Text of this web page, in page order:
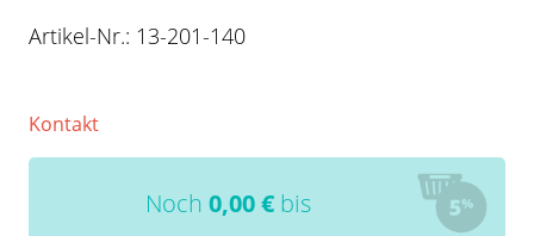
Artikel-Nr.: 13-201-140
Kontakt
Noch 0,00€ bis